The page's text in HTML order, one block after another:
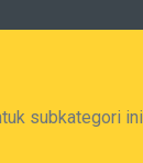
subkategori ini.